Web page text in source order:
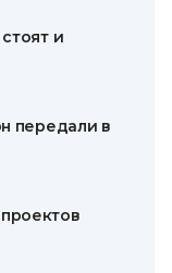
и
передали в